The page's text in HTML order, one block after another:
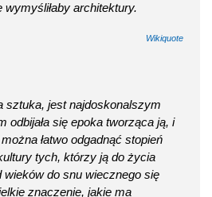
architektury.
Wikiquote
sztuka, jest najdoskonalszym
odbijała się epoka tworząca ją, i
łatwo odgadnąć stopień
tych, którzy ją do życia
wieków do snu wiecznego się
znaczenie, jakie ma